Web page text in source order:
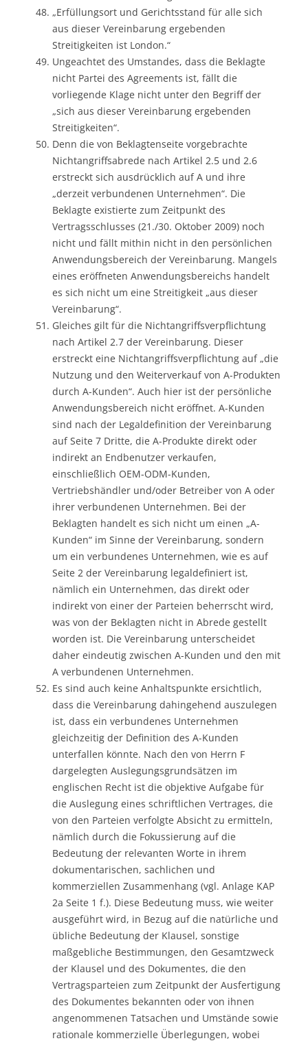
„Erfüllungsort und Gerichtsstand für alle sich
aus dieser Vereinbarung ergebenden
Streitigkeiten ist London.“
Ungeachtet des Umstandes, dass die Beklagte
nicht Partei des Agreements ist, fällt die
vorliegende Klage nicht unter den Begriff der
„sich aus dieser Vereinbarung ergebenden
Streitigkeiten“.
Denn die von Beklagtenseite vorgebrachte
Nichtangriffsabrede nach Artikel 2.5 und 2.6
erstreckt sich ausdrücklich auf A und ihre
„derzeit verbundenen Unternehmen“. Die
Beklagte existierte zum Zeitpunkt des
Vertragsschlusses (21./30. Oktober 2009) noch
nicht und fällt mithin nicht in den persönlichen
Anwendungsbereich der Vereinbarung. Mangels
eines eröffneten Anwendungsbereichs handelt
es sich nicht um eine Streitigkeit „aus dieser
Vereinbarung“.
Gleiches gilt für die Nichtangriffsverpflichtung
nach Artikel 2.7 der Vereinbarung. Dieser
erstreckt eine Nichtangriffsverpflichtung auf „die
Nutzung und den Weiterverkauf von A-Produkten
durch A-Kunden“. Auch hier ist der persönliche
Anwendungsbereich nicht eröffnet. A-Kunden
sind nach der Legaldefinition der Vereinbarung
auf Seite 7 Dritte, die A-Produkte direkt oder
indirekt an Endbenutzer verkaufen,
einschließlich OEM-ODM-Kunden,
Vertriebshändler und/oder Betreiber von A oder
ihrer verbundenen Unternehmen. Bei der
Beklagten handelt es sich nicht um einen „A-
Kunden“ im Sinne der Vereinbarung, sondern
um ein verbundenes Unternehmen, wie es auf
Seite 2 der Vereinbarung legaldefiniert ist,
nämlich ein Unternehmen, das direkt oder
indirekt von einer der Parteien beherrscht wird,
was von der Beklagten nicht in Abrede gestellt
worden ist. Die Vereinbarung unterscheidet
daher eindeutig zwischen A-Kunden und den mit
A verbundenen Unternehmen.
Es sind auch keine Anhaltspunkte ersichtlich,
dass die Vereinbarung dahingehend auszulegen
ist, dass ein verbundenes Unternehmen
gleichzeitig der Definition des A-Kunden
unterfallen könnte. Nach den von Herrn F
dargelegten Auslegungsgrundsätzen im
englischen Recht ist die objektive Aufgabe für
die Auslegung eines schriftlichen Vertrages, die
von den Parteien verfolgte Absicht zu ermitteln,
nämlich durch die Fokussierung auf die
Bedeutung der relevanten Worte in ihrem
dokumentarischen, sachlichen und
kommerziellen Zusammenhang (vgl. Anlage KAP
2a Seite 1 f.). Diese Bedeutung muss, wie weiter
ausgeführt wird, in Bezug auf die natürliche und
übliche Bedeutung der Klausel, sonstige
maßgebliche Bestimmungen, den Gesamtzweck
der Klausel und des Dokumentes, die den
Vertragsparteien zum Zeitpunkt der Ausfertigung
des Dokumentes bekannten oder von ihnen
angenommenen Tatsachen und Umstände sowie
rationale kommerzielle Überlegungen, wobei